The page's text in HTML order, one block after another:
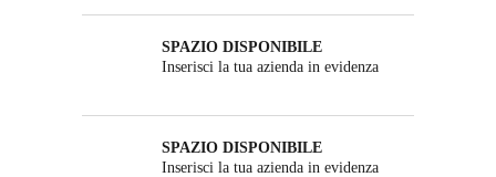
SPAZIO DISPONIBILE
Inserisci la tua azienda in evidenza
SPAZIO DISPONIBILE
Inserisci la tua azienda in evidenza